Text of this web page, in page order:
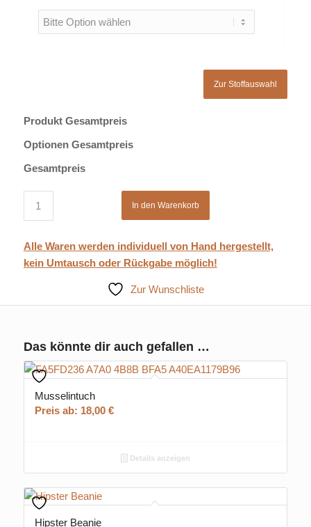
Zur Stoffauswahl
Produkt Gesamtpreis
Optionen Gesamtpreis
Gesamtpreis
In den Warenkorb
Alle Waren werden individuell von Hand hergestellt,
kein Umtausch oder Rückgabe möglich!
Zur Wunschliste
Das könnte dir auch gefallen …
Musselintuch
Preis ab: 18,00 €
Details anzeigen
Hipster Beanie